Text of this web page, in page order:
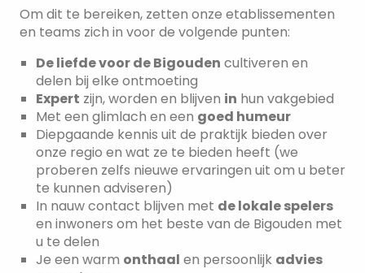
Om dit te bereiken, zetten onze etablissementen
en teams zich in voor de volgende punten:
De liefde voor de Bigouden cultiveren en
delen bij elke ontmoeting
Expert zijn, worden en blijven in hun vakgebied
Met een glimlach en een goed humeur
Diepgaande kennis uit de praktijk bieden over
onze regio en wat ze te bieden heeft (we
proberen zelfs nieuwe ervaringen uit om u beter
te kunnen adviseren)
In nauw contact blijven met de lokale spelers
en inwoners om het beste van de Bigouden met
u te delen
Je een warm onthaal en persoonlijk advies